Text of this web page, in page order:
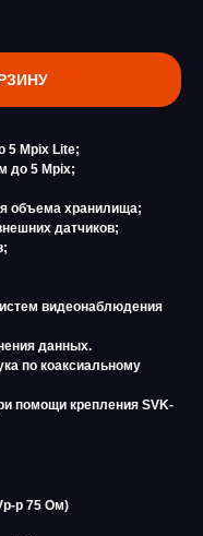
5 Mpix Lite;
до 5 Mpix;
объема хранилища;
датчиков;
видеонаблюдения
данных.
по коаксиальному
помощи крепления SVK-
p 75 Ом)